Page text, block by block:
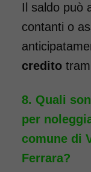
stretti.
cm. La
essere
Il saldo può
contanti o
credito
Quali
per
comune di
Ferrara?